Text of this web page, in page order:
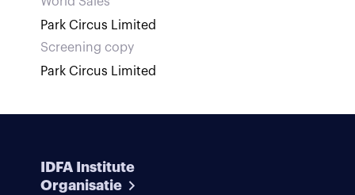
Park Circus Limited
Screening copy
Park Circus Limited
IDFA Institute
Organisatie